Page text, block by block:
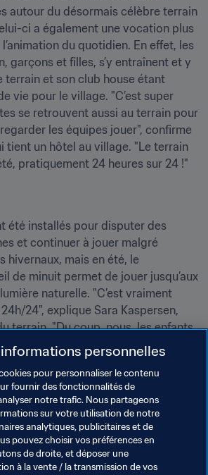
autour du désormais célèbre terrain
ci a également une vocation plus
du quotidien. En effet, les
garçons et filles, s’y entraînent et y
terrain et son club house étant
vie pour le village. "C’est super
se retrouvent aussi au terrain pour
les équipes jouer", confirme
tient un hôtel au village. "Le terrain
pratiquement 24 heures sur 24 !"
été installés pour disputer des
et continuer à jouer malgré
hivernaux, mais en été, le
de minuit permet de jouer jusqu’aux
naturelle. "C’est vraiment
24", explique Sara Kaspersen,
terrain. "Du coup, nous, les enfants,
Il nous arrive parfois d’aller faire
du matin."
une telle opportunité de pratiquer le
aussi exceptionnel. De jour ou de
la saison.
personnelles
pour personnaliser le contenu
fournir des fonctionnalités de
notre trafic. Nous partageons
sur votre utilisation de notre
analytiques, publicitaires et de
pouvez choisir vos préférences en
de droite, et déposer une
à la vente / la transmission de vos